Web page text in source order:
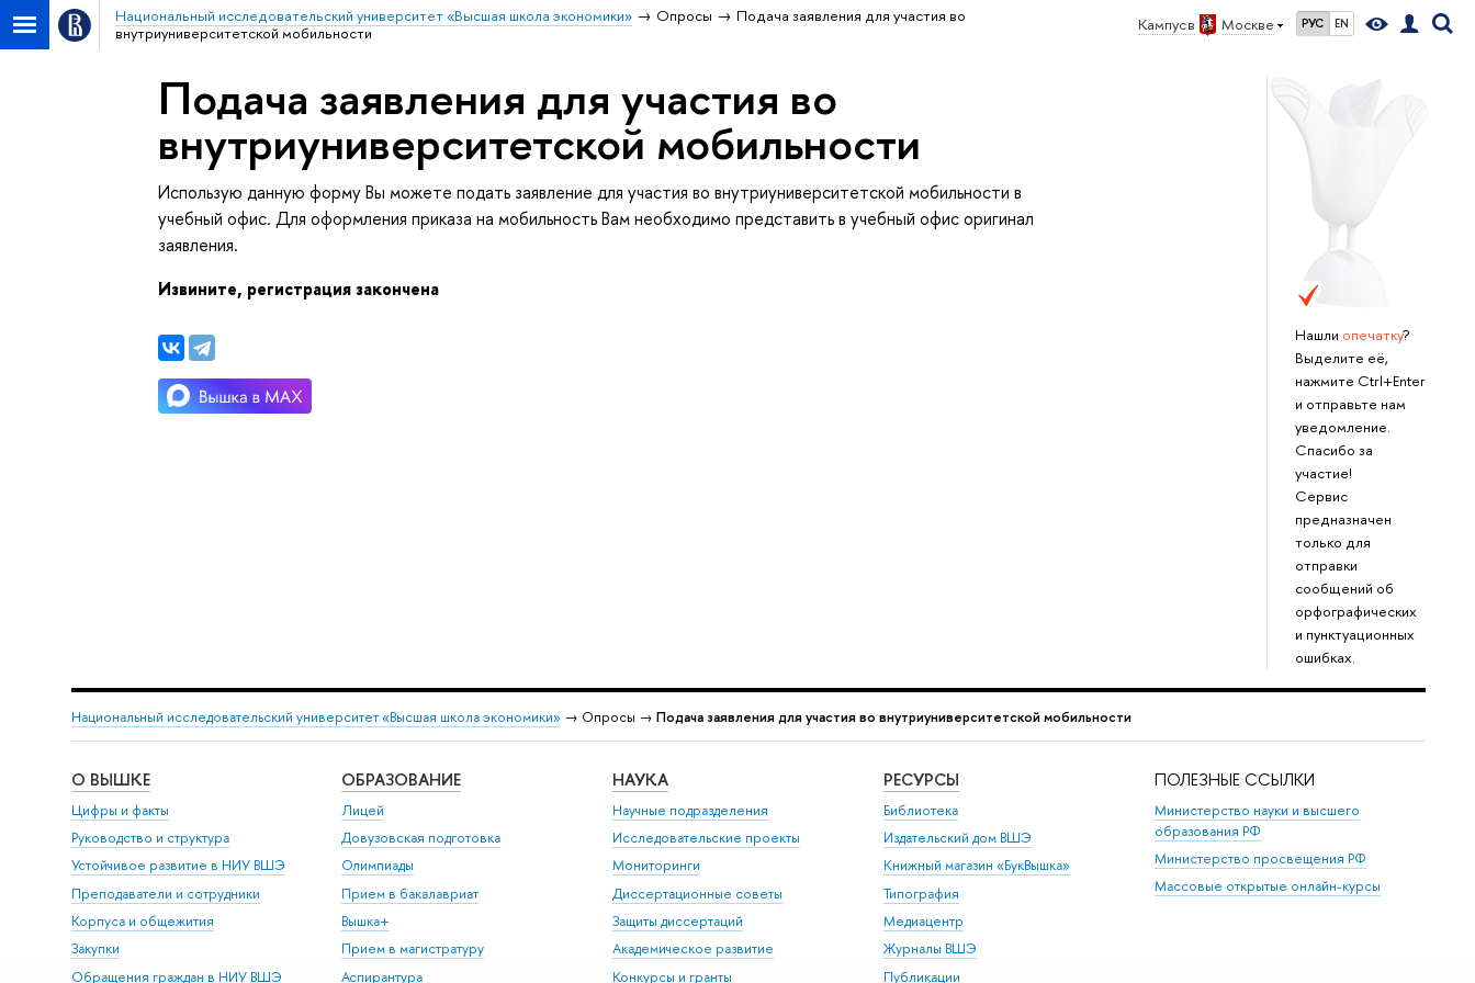
Кампус Москве РУС EN
Национальный исследовательский университет «Высшая школа экономики» Опросы
Подача заявления для участия во
нутриуниверситетской мобильности
Нашли опечатку?
ыделите её,
нажмите Ctrl+Enter
и отправьте нам
уведомление.
Спасибо за
участие!
Сервис
предназначен
только для
отправки
сообщений о
орфографических
и пунктуационных
ошибках.
Подача заявления для участия во
нутриуниверситетской мобильности
Использую данную форму Вы можете подать заявление для участия во внутриуниверситетской мобильности
учебный офис. Для оформления приказа на мобильность Вам необходимо представить в учебный офис оригинал
заявления.
Извините, регистрация закончена
Национальный исследовательский университет «Высшая школа экономики» → Опросы → Подача заявления для участия во внутриуниверситетской мобильности
О ВЫШКЕ
Цифры и факты
Руководство и структура
Устойчивое развитие в НИУ ВШЭ
Преподаватели и сотрудники
Корпуса и общежития
Закупки
Обращения граждан в НИУ ВШЭ
ОБРАЗОВАНИЕ
Лицей
Довузовская подготовка
Олимпиады
Прием в бакалавриат
ышка+
Прием в магистратуру
Аспирантура
НАУКА
Научные подразделения
Исследовательские проекты
Мониторинги
Диссертационные советы
Защиты диссертаций
Академическое развитие
Конкурсы и гранты
РЕСУРСЫ
Библиотека
Издательский дом ВШЭ
Книжный магазин «БукВышка»
Типография
Медиацентр
Журналы ВШЭ
Публикации
ПОЛЕЗНЫЕ ССЫЛКИ
Министерство науки и высшего
образования РФ
Министерство просвещения РФ
Массовые открытые онлайн-курсы